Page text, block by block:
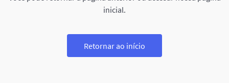
inicial.
Retornar ao início